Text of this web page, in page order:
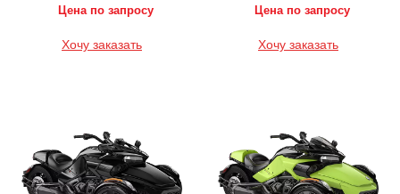
Цена по запросу
Хочу заказать
Цена по запросу
Хочу заказать